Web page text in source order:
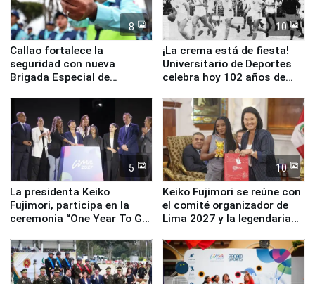
8
Callao fortalece la
seguridad con nueva
Brigada Especial de
equipamiento para
Serenazgo
10
¡La crema está de fiesta!
Universitario de Deportes
celebra hoy 102 años de
5
La presidenta Keiko
Fujimori, participa en la
ceremonia “One Year To Go
10
Keiko Fujimori se reúne con
el comité organizador de
Lima 2027 y la legendaria